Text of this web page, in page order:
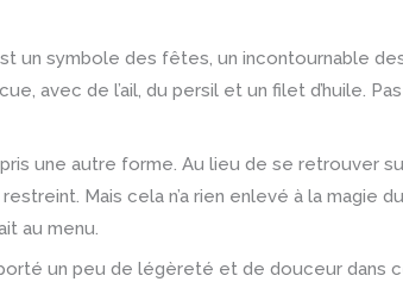
o
k
r
a
un symbole des fêtes, un incontournable
avec de l’ail, du persil et un filet d’huile.
une autre forme. Au lieu de se retrouver
Mais cela n’a rien enlevé à la magie
au menu.
un peu de légèreté et de douceur dans